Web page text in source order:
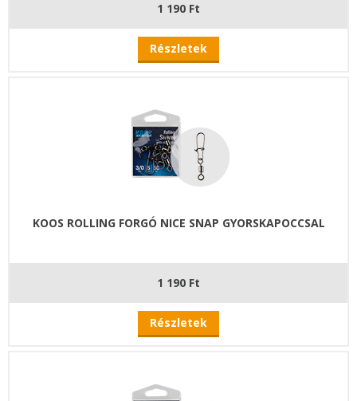
1 190 Ft
Részletek
KOOS ROLLING FORGÓ NICE SNAP GYORSKAPOCCSAL
1 190 Ft
Részletek